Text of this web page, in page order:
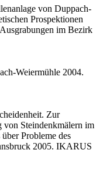
von Duppach-
Prospektionen
im Bezirk
Weiermühle 2004.
Zur
Steindenkmälern im
Probleme des
2005. IKARUS